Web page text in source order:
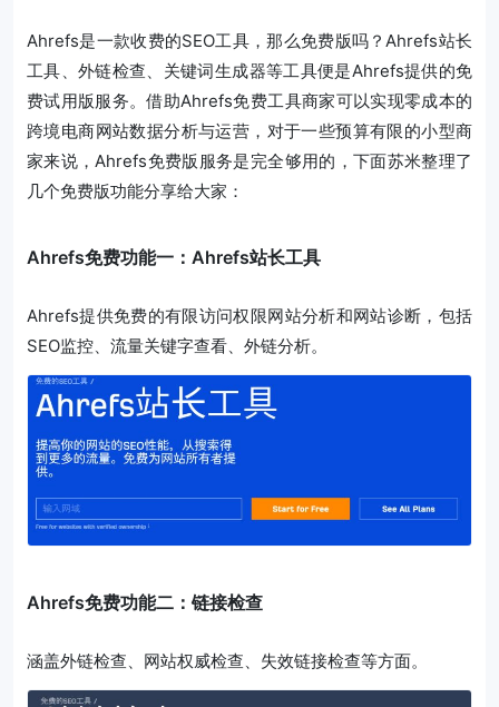
Ahrefs是一款收费的SEO工具，那么免费版吗？Ahrefs站长
工具、外链检查、关键词生成器等工具便是Ahrefs提供的免
费试用版服务。借助Ahrefs免费工具商家可以实现零成本的
跨境电商网站数据分析与运营，对于一些预算有限的小型商
家来说，Ahrefs免费版服务是完全够用的，下面苏米整理了
几个免费版功能分享给大家：
Ahrefs免费功能一：Ahrefs站长工具
Ahrefs提供免费的有限访问权限网站分析和网站诊断，包括
SEO监控、流量关键字查看、外链分析。
Ahrefs免费功能二：链接检查
涵盖外链检查、网站权威检查、失效链接检查等方面。